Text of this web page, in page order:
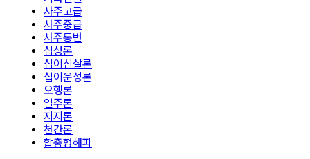
사주고급
사주중급
사주통변
십성론
십이신살론
십이운성론
오행론
일주론
지지론
천간론
합충형해파